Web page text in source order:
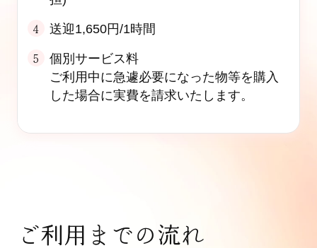
送迎1,650円/1時間
個別サービス料
ご利用中に急遽必要になった物等を購入
した場合に実費を請求いたします。
ご利用までの流れ